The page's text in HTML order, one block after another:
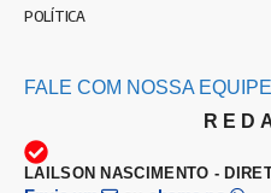
POLÍTICA
FALE COM NOSSA EQUIPE
LAILSON NASCIMENTO -